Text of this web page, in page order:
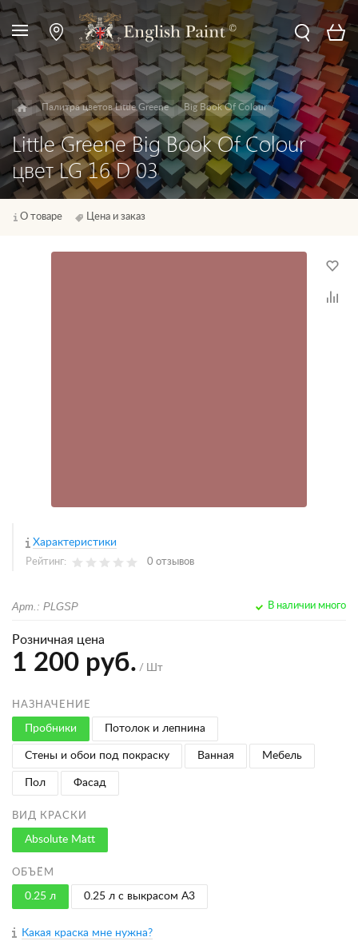
Палитра цветов Little Greene Big Book Of Colour
Little Greene Big Book Of Colour
цвет LG 16 D 03
О товаре Цена и заказ
Характеристики
Рейтинг: 0 отзывов
Арт.: PLGSP В наличии много
Розничная цена
1 200 руб. / Шт
НАЗНАЧЕНИЕ
Пробники Потолок и лепнина
Стены и обои под покраску Ванная Мебель
Пол Фасад
ВИД КРАСКИ
Absolute Matt
ОБЪЁМ
0.25 л 0.25 л с выкрасом A3
Какая краска мне нужна?